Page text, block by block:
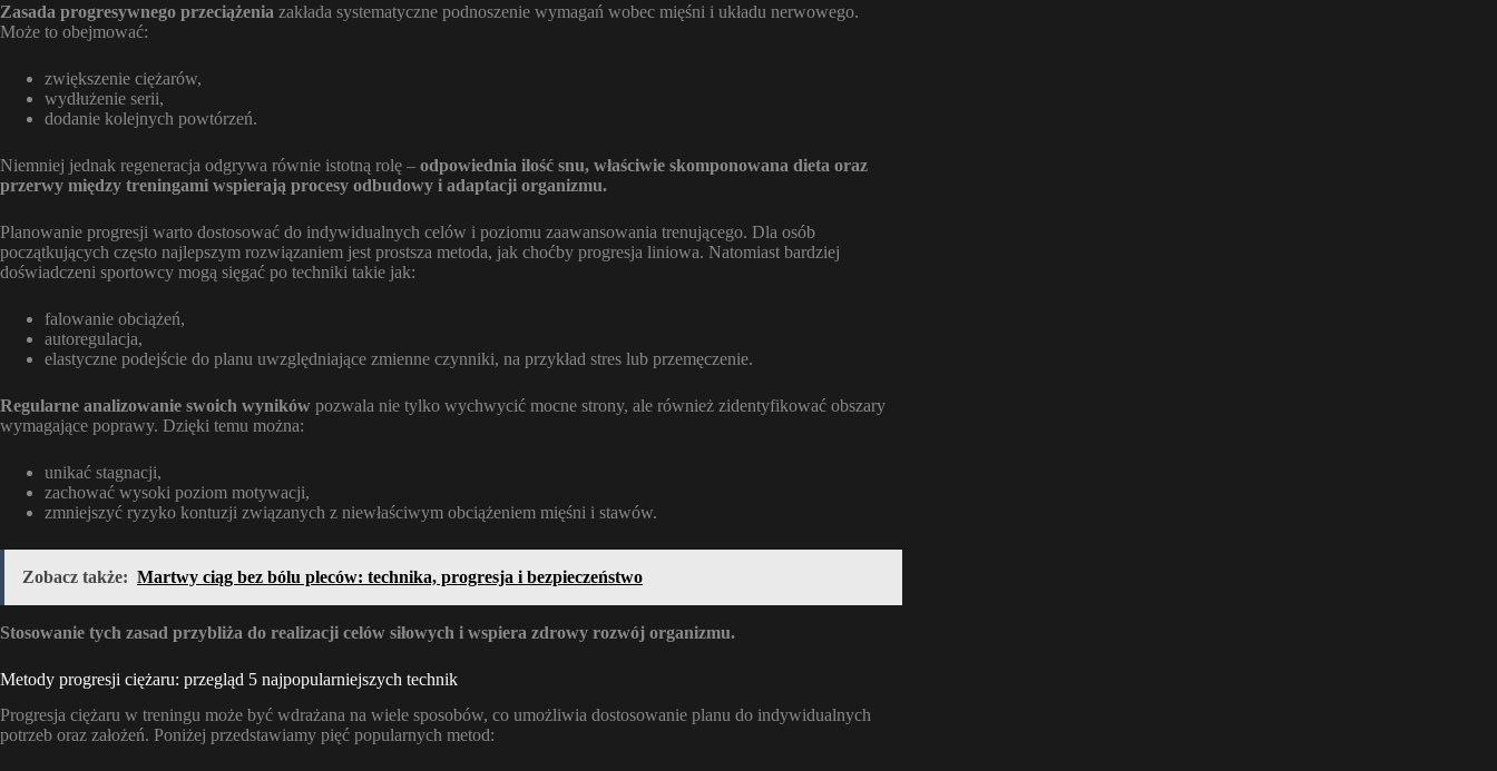
Zasada progresywnego przeciążenia zakłada systematyczne podnoszenie wymagań wobec mięśni i układu nerwowego.
Może to obejmować:
zwiększenie ciężarów,
wydłużenie serii,
dodanie kolejnych powtórzeń.
Niemniej jednak regeneracja odgrywa równie istotną rolę – odpowiednia ilość snu, właściwie skomponowana dieta oraz
przerwy między treningami wspierają procesy odbudowy i adaptacji organizmu.
Planowanie progresji warto dostosować do indywidualnych celów i poziomu zaawansowania trenującego. Dla osób
początkujących często najlepszym rozwiązaniem jest prostsza metoda, jak choćby progresja liniowa. Natomiast bardziej
doświadczeni sportowcy mogą sięgać po techniki takie jak:
falowanie obciążeń,
autoregulacja,
elastyczne podejście do planu uwzględniające zmienne czynniki, na przykład stres lub przemęczenie.
Regularne analizowanie swoich wyników pozwala nie tylko wychwycić mocne strony, ale również zidentyfikować obszary
wymagające poprawy. Dzięki temu można:
unikać stagnacji,
zachować wysoki poziom motywacji,
zmniejszyć ryzyko kontuzji związanych z niewłaściwym obciążeniem mięśni i stawów.
Zobacz także: Martwy ciąg bez bólu pleców: technika, progresja i bezpieczeństwo
Stosowanie tych zasad przybliża do realizacji celów siłowych i wspiera zdrowy rozwój organizmu.
Metody progresji ciężaru: przegląd 5 najpopularniejszych technik
Progresja ciężaru w treningu może być wdrażana na wiele sposobów, co umożliwia dostosowanie planu do indywidualnych
potrzeb oraz założeń. Poniżej przedstawiamy pięć popularnych metod: